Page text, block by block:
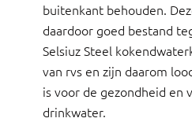
buitenkant behouden.
daardoor goed bestand
Selsiuz Steel
van rvs en zijn daarom
is voor de gezondheid en
drinkwater.